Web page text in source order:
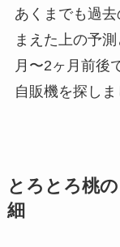
あくまでも過
まえた上の予
月〜2ヶ月前後
自販機を探しま
とろとろ桃
細